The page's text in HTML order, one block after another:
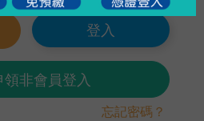
登入
領非會員登入
忘記密碼？